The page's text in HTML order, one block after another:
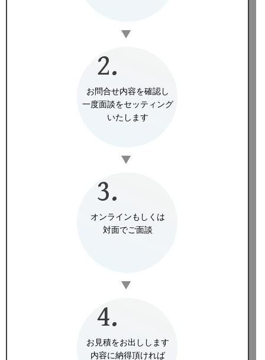
▼
2.
お問合せ内容を確認し
一度面談をセッティング
いたします
▼
3.
オンラインもしくは
対面でご面談
▼
4.
お見積をお出しします
内容に納得頂ければ